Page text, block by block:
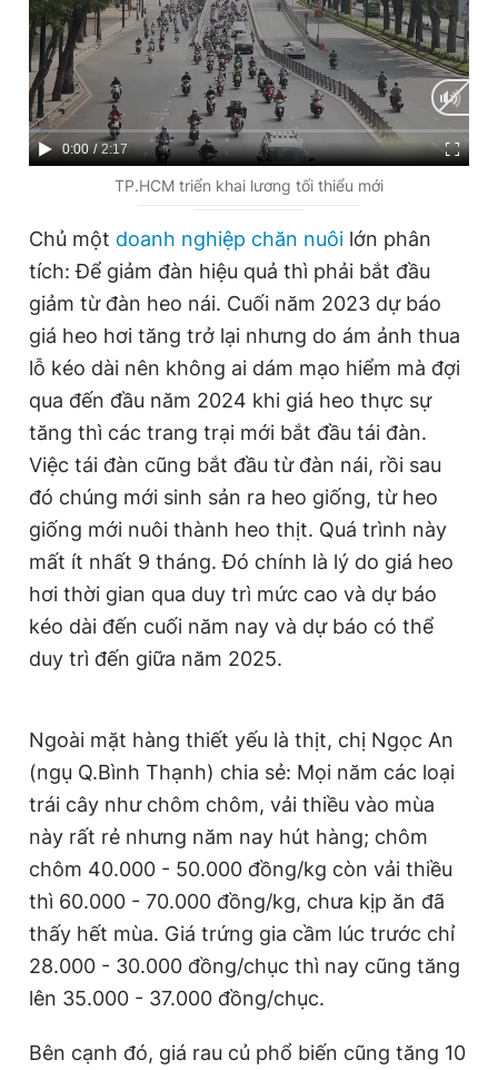
C
r
e
n
m
0:00 / D
a
2:17
TP.HCM triển khai lương tối thiểu mới
Chủ một doanh nghiệp chăn nuôi lớn phân
tích: Để giảm đàn hiệu quả thì phải bắt đầu
giảm từ đàn heo nái. Cuối năm 2023 dự báo
giá heo hơi tăng trở lại nhưng do ám ảnh thua
lỗ kéo dài nên không ai dám mạo hiểm mà đợi
qua đến đầu năm 2024 khi giá heo thực sự
tăng thì các trang trại mới bắt đầu tái đàn.
Việc tái đàn cũng bắt đầu từ đàn nái, rồi sau
đó chúng mới sinh sản ra heo giống, từ heo
giống mới nuôi thành heo thịt. Quá trình này
mất ít nhất 9 tháng. Đó chính là lý do giá heo
hơi thời gian qua duy trì mức cao và dự báo
kéo dài đến cuối năm nay và dự báo có thể
duy trì đến giữa năm 2025.
Ngoài mặt hàng thiết yếu là thịt, chị Ngọc An
(ngụ Q.Bình Thạnh) chia sẻ: Mọi năm các loại
trái cây như chôm chôm, vải thiều vào mùa
này rất rẻ nhưng năm nay hút hàng; chôm
chôm 40.000 - 50.000 đồng/kg còn vải thiều
thì 60.000 - 70.000 đồng/kg, chưa kịp ăn đã
thấy hết mùa. Giá trứng gia cầm lúc trước chỉ
28.000 - 30.000 đồng/chục thì nay cũng tăng
lên 35.000 - 37.000 đồng/chục.
Bên cạnh đó, giá rau củ phổ biến cũng tăng 10